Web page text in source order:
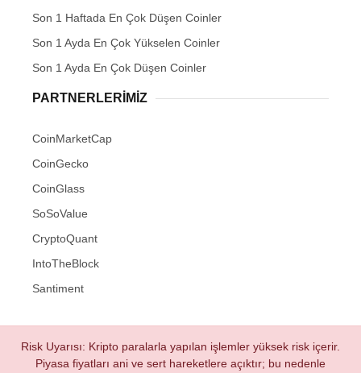
Son 1 Haftada En Çok Düşen Coinler
Son 1 Ayda En Çok Yükselen Coinler
Son 1 Ayda En Çok Düşen Coinler
PARTNERLERIMIZ
CoinMarketCap
CoinGecko
CoinGlass
SoSoValue
CryptoQuant
IntoTheBlock
Santiment
Risk Uyarısı: Kripto paralarla yapılan işlemler yüksek risk içerir.
Piyasa fiyatları ani ve sert hareketlere açıktır; bu nedenle